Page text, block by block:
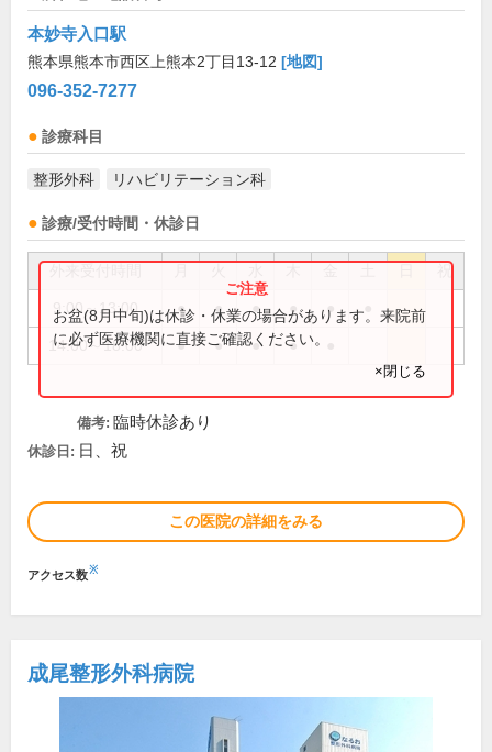
本妙寺入口駅
熊本県熊本市西区上熊本2丁目13-12 [地図]
096-352-7277
診療科目
整形外科 リハビリテーション科
診療/受付時間・休診日
祝
9:00～13:00 ● ● ● ● ●
14:00～18:00 ● ● ● ●
お盆(8月中旬)は休診・休業の場合があります。来院前
に必ず医療機関に直接ご確認ください。
×閉じる
備考: 臨時休診あり
休診日: 日、祝
この医院の詳細をみる
アクセス数※
成尾整形外科病院